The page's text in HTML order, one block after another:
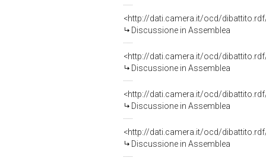
<http://dati.camera.it/ocd/
Discussione in Assemblea
<http://dati.camera.it/ocd/
Discussione in Assemblea
<http://dati.camera.it/ocd/
Discussione in Assemblea
<http://dati.camera.it/ocd/
Discussione in Assemblea